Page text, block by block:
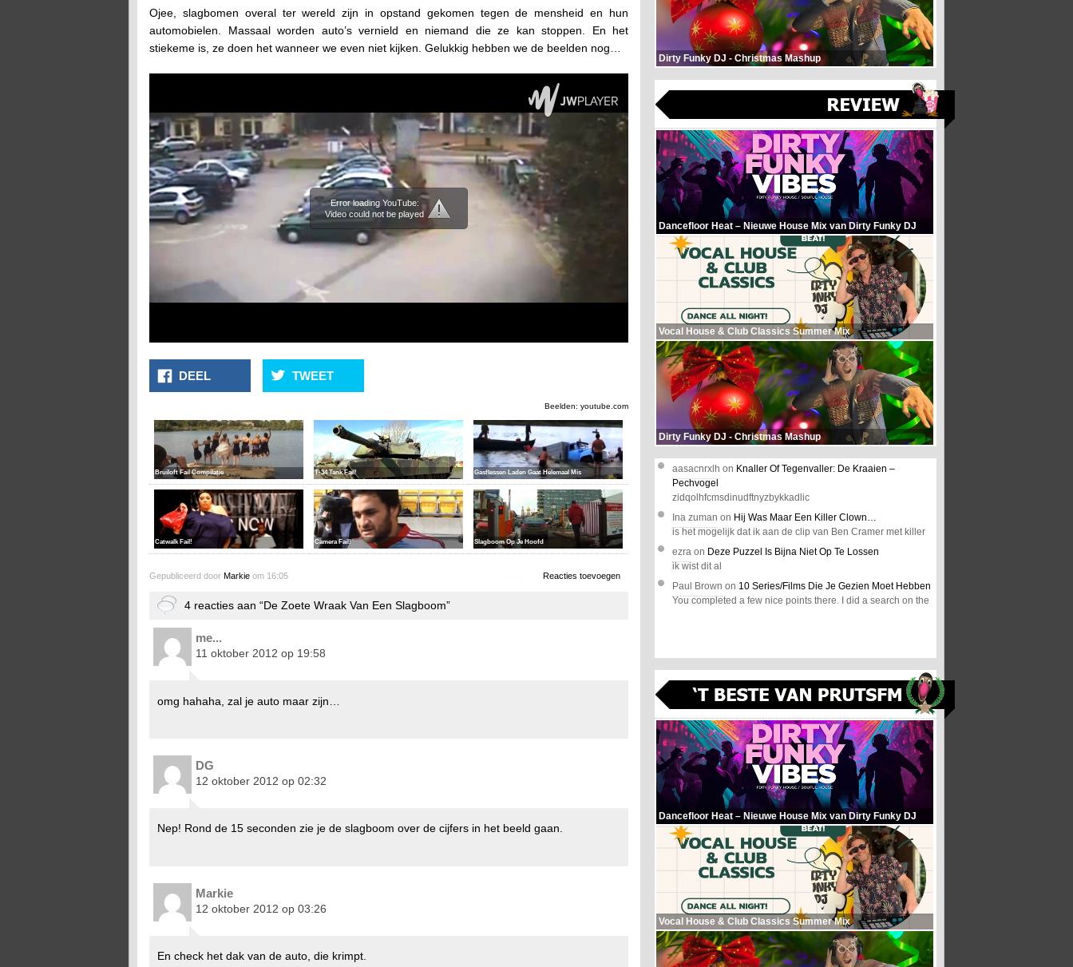
Ojee, slagbomen overal ter wereld zijn in opstand gekomen tegen de mensheid en hun
automobielen. Massaal worden auto’s vernield en niemand die ze kan stoppen. En het
stiekeme is, ze doen het wanneer we even niet kijken. Gelukkig hebben we de beelden nog…
Error loading YouTube:
Video could not be played
DEEL TWEET
Beelden: youtube.com
Bruiloft Fail Compilatie T-34 Tank Fail! Gasflessen Laden Gaat Helemaal Mis
Catwalk Fail! Camera Fail! Slagboom Op Je Hoofd
Gepubliceerd door Markie om 16:05 Reacties toevoegen
4 reacties aan “De Zoete Wraak Van Een Slagboom”
me...
11 oktober 2012 op 19:58
omg hahaha, zal je auto maar zijn…
DG
12 oktober 2012 op 02:32
Nep! Rond de 15 seconden zie je de slagboom over de cijfers in het beeld gaan.
Markie
12 oktober 2012 op 03:26
En check het dak van de auto, die krimpt.
Dirty Funky DJ - Christmas Mashup
Dancefloor Heat – Nieuwe House Mix van Dirty Funky DJ
Vocal House & Club Classics Summer Mix
Dirty Funky DJ - Christmas Mashup
aasacnrxlh on Knaller Of Tegenvaller: De Kraaien –
Pechvogel
zidqolhfcmsdinudftnyzbykkadlic
Ina zuman on Hij Was Maar Een Killer Clown…
is het mogelijk dat ik aan de clip van Ben Cramer met killer
ezra on Deze Puzzel Is Bijna Niet Op Te Lossen
ik wist dit al
Paul Brown on 10 Series/Films Die Je Gezien Moet Hebben
You completed a few nice points there. I did a search on the
Dancefloor Heat – Nieuwe House Mix van Dirty Funky DJ
Vocal House & Club Classics Summer Mix